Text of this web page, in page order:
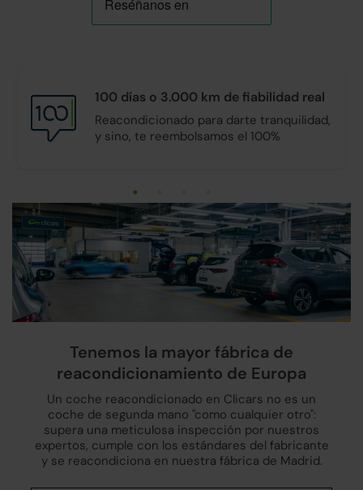
100 días o 3.000 km defiabilidad real
Reacondicionado para darte tranquilidad,
y sino, te reembolsamos el 100%
Tenemos la mayor fábrica de
reacondicionamiento de Europa
Un coche reacondicionado en Clicars no es un
coche de segunda mano "como cualquier otro":
supera una meticulosa inspección por nuestros
expertos, cumple con los estándares del fabricante
y se reacondiciona en nuestra fábrica de Madrid.